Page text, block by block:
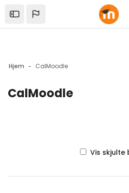
Skip to sidebar navigation menu
Skip to mobile navigation menu
Skip to top bar navigation menu
Open the sidebar
Hjem CalMoodle
CalMoodle
Vis skjulte